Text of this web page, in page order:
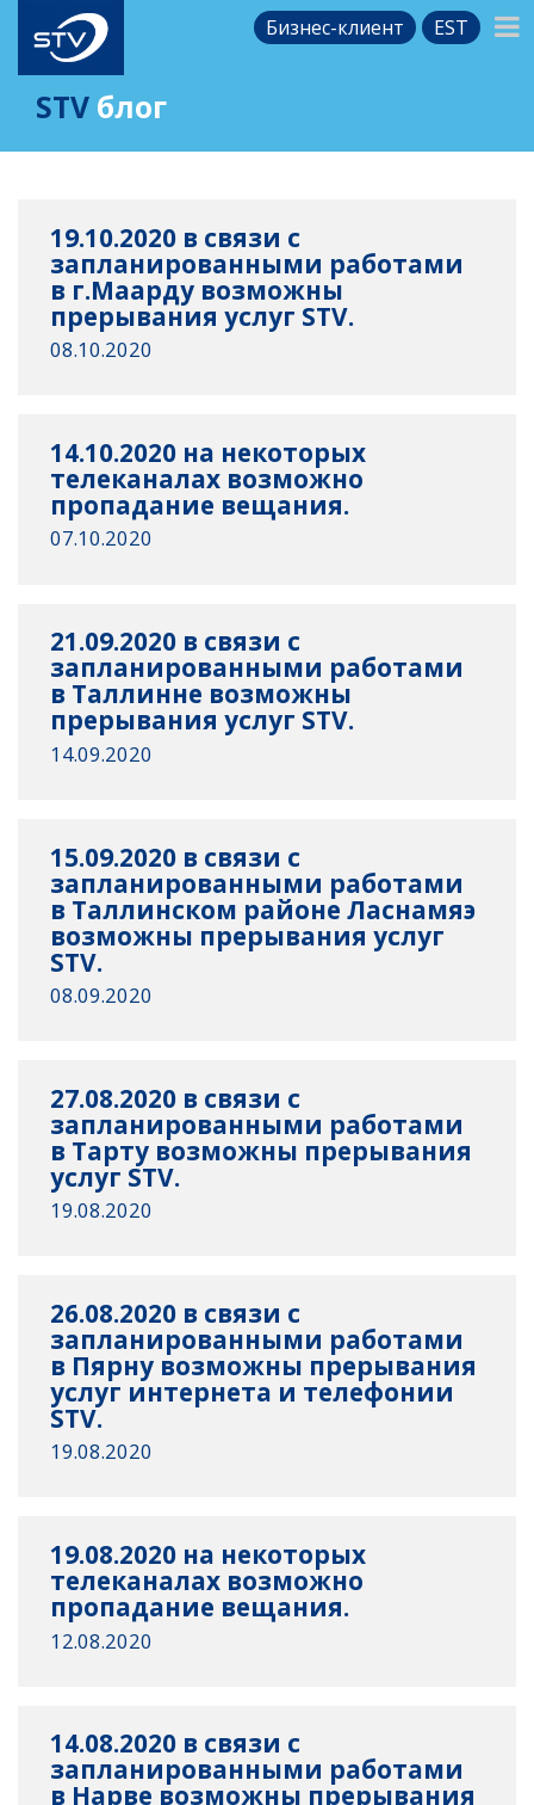
Бизнес-клиент EST
STV блог
19.10.2020 в связи с
запланированными работами
в г.Маарду возможны
прерывания услуг STV.
08.10.2020
14.10.2020 на некоторых
телеканалах возможно
пропадание вещания.
07.10.2020
21.09.2020 в связи с
запланированными работами
в Таллинне возможны
прерывания услуг STV.
14.09.2020
15.09.2020 в связи с
запланированными работами
в Таллинском районе Ласнамяэ
возможны прерывания услуг
STV.
08.09.2020
27.08.2020 в связи с
запланированными работами
в Тарту возможны прерывания
услуг STV.
19.08.2020
26.08.2020 в связи с
запланированными работами
в Пярну возможны прерывания
услуг интернета и телефонии
STV.
19.08.2020
19.08.2020 на некоторых
телеканалах возможно
пропадание вещания.
12.08.2020
14.08.2020 в связи с
запланированными работами
в Нарве возможны прерывания